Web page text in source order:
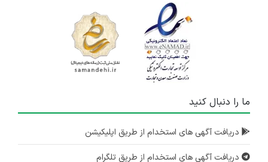
ما را دنبال کنید
دریافت آگهی های استخدام از طریق اپلیکیشن
دریافت آگهی های استخدام از طریق تلگرام